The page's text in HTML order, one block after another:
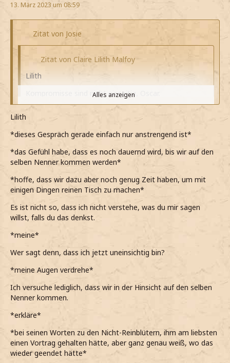
13. März 2023 um 08:59
Zitat von Josie
Zitat von Claire Lilith Malfoy
Lilith
Kompromisse sind nicht einseitig, Oscar.
*seufzend meine*
*weiß, dass wir beide etwas möchten und das mit
*erneut seufze, als der die Schlammblut-Geschichte
anspricht*
Du hast selbst gesagt, dass du nicht von mir erwarten
kannst, dass ich von jetzt auf gleich alles ablegen
kann, was ich mein ganzes Leben lang vorgelebt
bekommen habe.
Ich weiß, dass du dich daran störst und dass es auch
öfters deswegen zu Auseinandersetzungen zwischen
uns kommen kann, aber es wäre dumm, zu sagen,
dass ich deswegen keine Beziehung mit dir führen
*ihm ernsthaft erkläre*
Vielleicht wäre es ein Anfang… für dich, als auch für
mich….
Es ist doch egal wie du sie nennst. Das wichtigste ist doch
*zu ihr sage*
Natürlich will ich mir nicht selbst wiedersprechen, aber
Einsicht ist der erste Weg zu Besserung.
*meine*
Vielleicht solltest du nicht jedes Nicht-Reinblut einfach Mal
normale Menschen sind.
*ihr rate*
du lieber Mal darüber nachdenkst, wenn du mit solchen
Leuten wie Stephen redest, woher sie ihre Überzeugung
haben und ob das in irgendeiner Weise eine logische
Erklärung hat. Das wäre ein Kompromiss, weil du sollst ja
nur denken und nichts tun.
Alles anzeigen
Lilith
*dieses Gespräch gerade einfach nur anstrengend ist*
*das Gefühl habe, dass es noch dauernd wird, bis wir auf den
selben Nenner kommen werden*
*hoffe, dass wir dazu aber noch genug Zeit haben, um mit
einigen Dingen reinen Tisch zu machen*
Es ist nicht so, dass ich nicht verstehe, was du mir sagen
willst, falls du das denkst.
*meine*
Wer sagt denn, dass ich jetzt uneinsichtig bin?
*meine Augen verdrehe*
Ich versuche lediglich, dass wir in der Hinsicht auf den selben
Nenner kommen.
*erkläre*
*bei seinen Worten zu den Nicht-Reinblütern, ihm am liebsten
einen Vortrag gehalten hätte, aber ganz genau weiß, wo das
wieder geendet hätte*